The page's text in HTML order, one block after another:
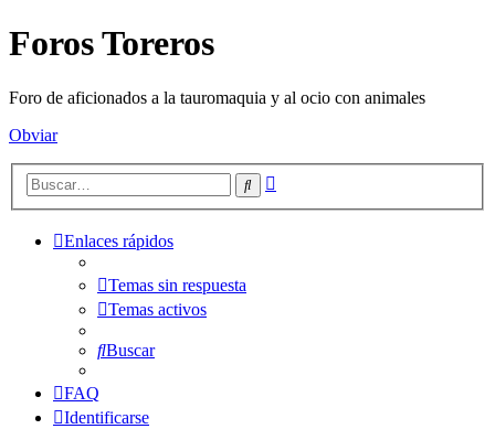
Foros Toreros
Foro de aficionados a la tauromaquia y al ocio con animales
Obviar
Buscar
Enlaces rápidos
Temas sin respuesta
Temas activos
Buscar
FAQ
Identificarse